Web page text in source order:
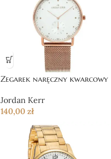
Zegarek naręczny kwarcowy
Jordan Kerr
140,00 zł